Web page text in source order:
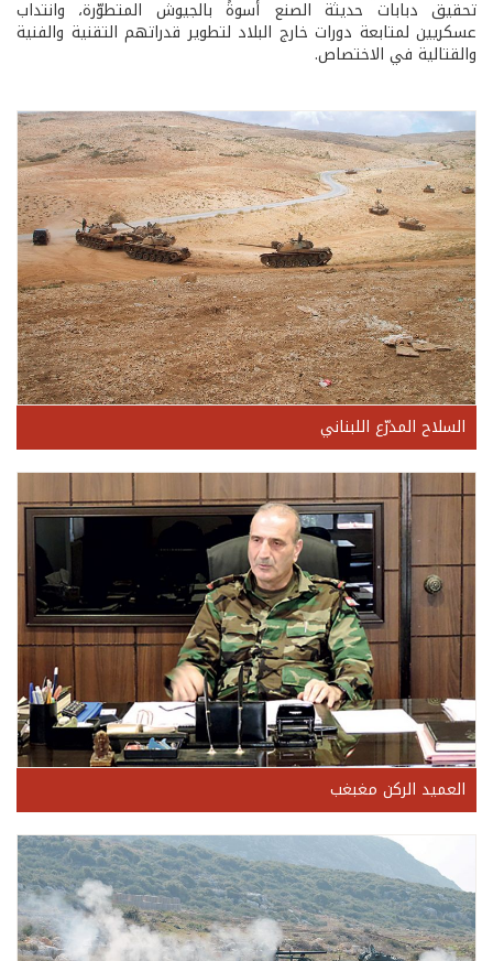
تحقيق دبابات حديثة الصنع أسوةً بالجيوش المتطوّرة، وانتداب
عسكريين لمتابعة دورات خارج البلاد لتطوير قدراتهم التقنية والفنية
والقتالية في الاختصاص.
السلاح المدرّع اللبناني
العميد الركن مغبغب